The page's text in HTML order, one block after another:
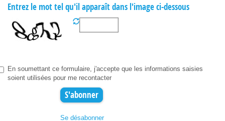
Entrez le mot tel qu'il apparaît dans l'image ci-dessous
En soumettant ce formulaire, j'accepte que les informations saisies
soient utilisées pour me recontacter
Se désabonner